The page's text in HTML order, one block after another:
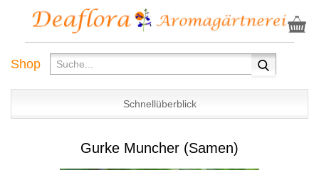
Shop
Schnellüberblick
Gurke Muncher (Samen)